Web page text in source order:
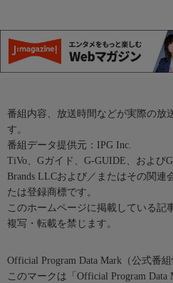
番組内容、放送時間などが実際の放
す。
番組データ提供元：IPG Inc.
TiVo、Gガイド、G-GUIDE、および
Brands LLCおよび／またはその関連
たは登録商標です。
このホームページに掲載している記
複写・転載を禁じます。
Official Program Data Mark（公式番組
このマークは「Official Program